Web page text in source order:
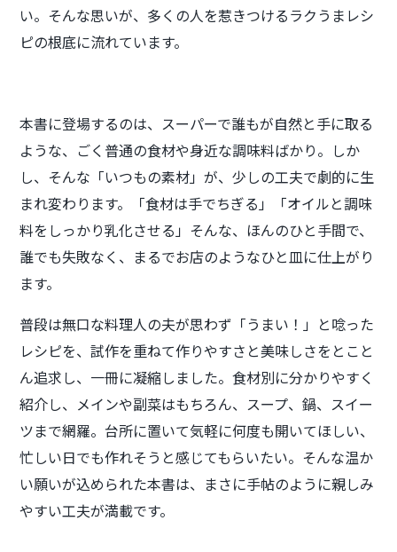
い。そんな思いが、多くの人を惹きつけるラクうまレシ
ピの根底に流れています。
本書に登場するのは、スーパーで誰もが自然と手に取る
ような、ごく普通の食材や身近な調味料ばかり。しか
し、そんな「いつもの素材」が、少しの工夫で劇的に生
まれ変わります。「食材は手でちぎる」「オイルと調味
料をしっかり乳化させる」そんな、ほんのひと手間で、
誰でも失敗なく、まるでお店のようなひと皿に仕上がり
ます。
普段は無口な料理人の夫が思わず「うまい！」と唸った
レシピを、試作を重ねて作りやすさと美味しさをとこと
ん追求し、一冊に凝縮しました。食材別に分かりやすく
紹介し、メインや副菜はもちろん、スープ、鍋、スイー
ツまで網羅。台所に置いて気軽に何度も開いてほしい、
忙しい日でも作れそうと感じてもらいたい。そんな温か
い願いが込められた本書は、まさに手帖のように親しみ
やすい工夫が満載です。